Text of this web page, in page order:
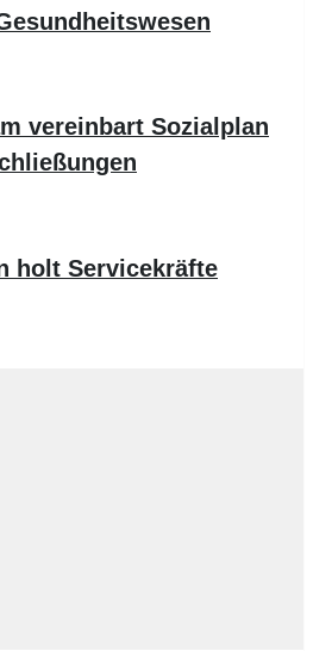
vereinbart Sozialplan
holt Servicekräfte